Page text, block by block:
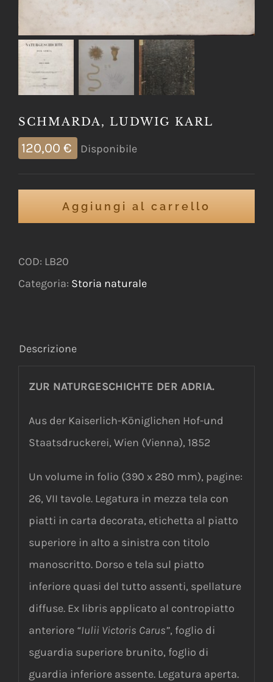
SCHMARDA, LUDWIG KARL
120,00 € Disponibile
Aggiungi al carrello
COD: LB20
Categoria: Storia naturale
Descrizione
ZUR NATURGESCHICHTE DER ADRIA.
Aus der Kaiserlich-Königlichen Hof-und
Staatsdruckerei, Wien (Vienna), 1852
Un volume in folio (390 x 280 mm), pagine:
26, VII tavole. Legatura in mezza tela con
piatti in carta decorata, etichetta al piatto
superiore in alto a sinistra con titolo
manoscritto. Dorso e tela sul piatto
inferiore quasi del tutto assenti, spellature
diffuse. Ex libris applicato al contropiatto
anteriore “Iulii Victoris Carus”, foglio di
sguardia superiore brunito, foglio di
guardia inferiore assente. Legatura aperta.